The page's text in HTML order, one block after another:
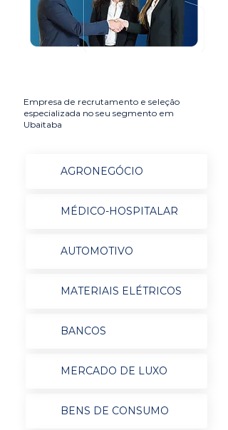
Empresa de recrutamento e seleção
especializada no seu segmento em
Ubaitaba
AGRONEGÓCIO
MÉDICO-HOSPITALAR
AUTOMOTIVO
MATERIAIS ELÉTRICOS
BANCOS
MERCADO DE LUXO
BENS DE CONSUMO